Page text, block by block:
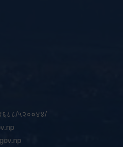
५२००४४/